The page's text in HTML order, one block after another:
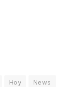
Hoy News